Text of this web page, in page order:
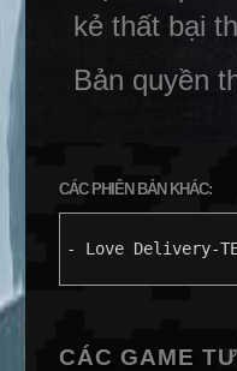
kẻ thất bại
Bản quyền
CÁC PHIÊN BẢN KHÁC:
- Love Delivery-
CÁC GAME